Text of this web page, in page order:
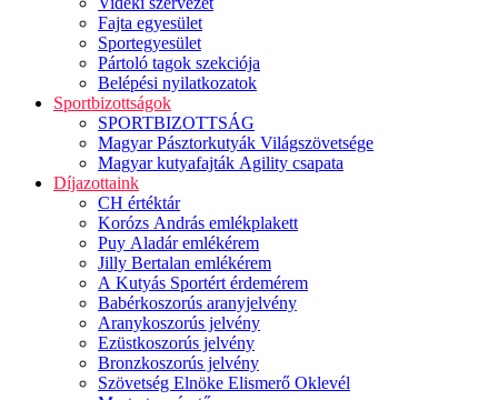
Fajta egyesület
Sportegyesület
Pártoló tagok szekciója
Belépési nyilatkozatok
Sportbizottságok
SPORTBIZOTTSÁG
Magyar Pásztorkutyák Világszövetsége
Magyar kutyafajták Agility csapata
Díjazottaink
CH értéktár
Korózs András emlékplakett
Puy Aladár emlékérem
Jilly Bertalan emlékérem
A Kutyás Sportért érdemérem
Babérkoszorús aranyjelvény
Aranykoszorús jelvény
Ezüstkoszorús jelvény
Bronzkoszorús jelvény
Szövetség Elnöke Elismerő Oklevél